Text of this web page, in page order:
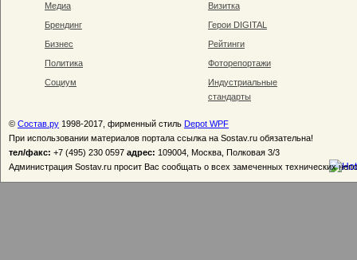
Медиа
Брендинг
Бизнес
Политика
Социум
Визитка
Герои DIGITAL
Рейтинги
Фоторепортажи
Индустриальные
стандарты
© Состав.ру 1998-2017, фирменный стиль Depot WPF
При использовании материалов портала ссылка на Sostav.ru обязательна!
тел/факс: +7 (495) 230 0597 адрес: 109004, Москва, Полковая 3/3
Администрация Sostav.ru просит Вас сообщать о всех замеченных технических